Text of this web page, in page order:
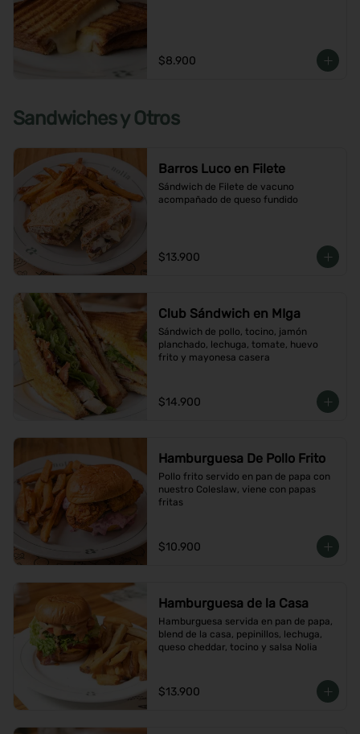
$8.900
Sandwiches y Otros
Barros Luco en Filete
Sándwich de Filete de vacuno
acompañado de queso fundido
$13.900
Club Sándwich en MIga
Sándwich de pollo, tocino, jamón
planchado, lechuga, tomate, huevo
frito y mayonesa casera
$14.900
Hamburguesa De Pollo Frito
Pollo frito servido en pan de papa con
nuestro Coleslaw, viene con papas
fritas
$10.900
Hamburguesa de la Casa
Hamburguesa servida en pan de papa,
blend de la casa, pepinillos, lechuga,
queso cheddar, tocino y salsa Nolia
$13.900